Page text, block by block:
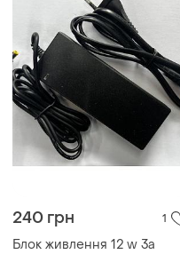
240 грн 1
Блок живлення 12 w 3a